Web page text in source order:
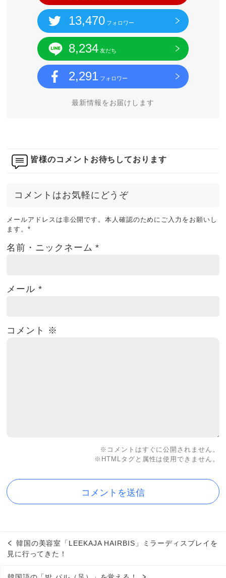
13,470 フォロワー
8,234 友だち
2,291 フォロワー
最新情報をお届けします
皆様のコメントお待ちしております
コメントはお気軽にどうぞ
メールアドレスは非公開です。本人確認のためにご入力をお願いし
ます。*
名前・ニックネーム*
メール*
コメント ※
※コメントはすぐに公開されません。
※HTMLタグと属性は使用できません。
韓国の美容室「LEEKAJA HAIRBIS」ミラーディスプレイを
見に行ってきた！